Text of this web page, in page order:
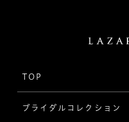
TOP
ブライダルコレクション